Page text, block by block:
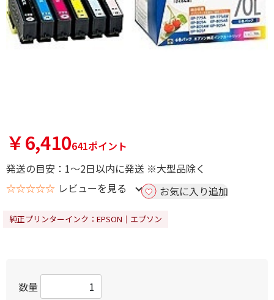
￥6,410641ポイント
発送の目安：1～2日以内に発送 ※大型品除く
☆☆☆☆☆ レビューを見る お気に入り追加
純正プリンターインク：EPSON｜エプソン
数量